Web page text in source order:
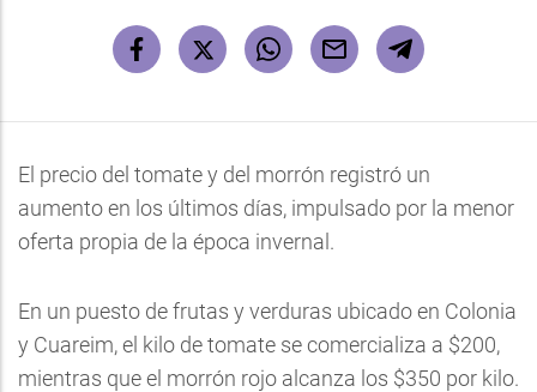
El precio del tomate y del morrón registró un
aumento en los últimos días, impulsado por la menor
oferta propia de la época invernal.
En un puesto de frutas y verduras ubicado en Colonia
y Cuareim, el kilo de tomate se comercializa a $200,
mientras que el morrón rojo alcanza los $350 por kilo.